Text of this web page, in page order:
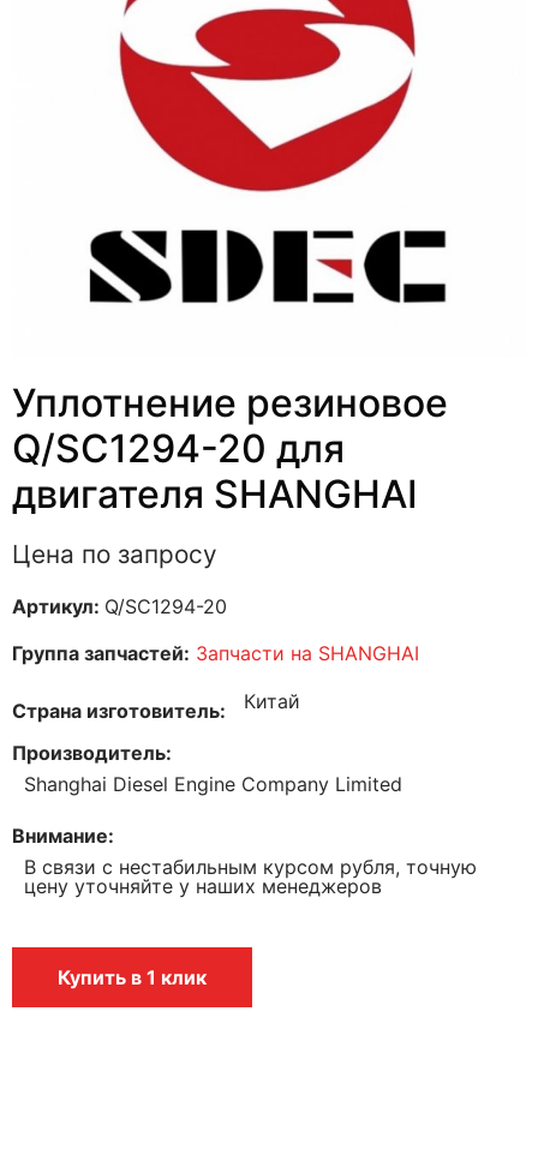
Уплотнение резиновое
Q/SC1294-20 для
двигателя SHANGHAI
Цена по запросу
Артикул: Q/SC1294-20
Группа запчастей: Запчасти на SHANGHAI
Страна изготовитель Китай
Производитель
Shanghai Diesel Engine Company Limited
Внимание
В связи с нестабильным курсом рубля, точную
цену уточняйте у наших менеджеров
Купить в 1 клик